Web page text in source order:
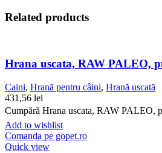
Related products
Hrana uscata, RAW PALEO,
Caini, Hrană pentru câini, Hrană uscată
431,56 lei
Cumpără Hrana uscata, RAW PALEO,
Add to wishlist
Comanda pe gopet.ro
Quick view